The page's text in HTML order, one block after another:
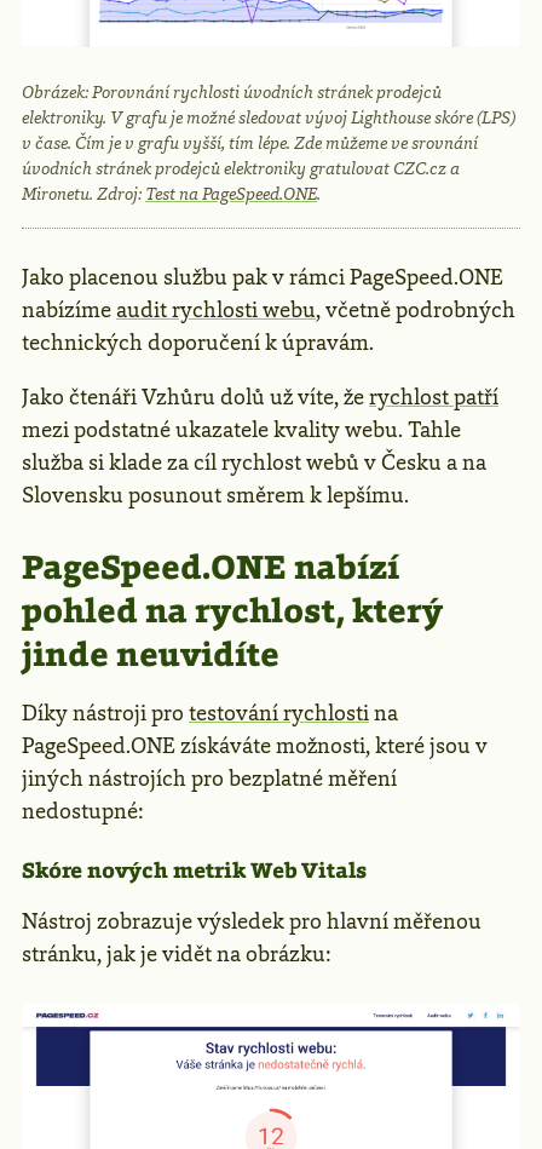
Obrázek: Porovnání rychlosti úvodních stránek prodejců
elektroniky. V grafu je možné sledovat vývoj Lighthouse skóre (LPS)
v čase. Čím je v grafu vyšší, tím lépe. Zde můžeme ve srovnání
úvodních stránek prodejců elektroniky gratulovat CZC.cz a
Mironetu. Zdroj: Test na PageSpeed.ONE.
Jako placenou službu pak v rámci PageSpeed.ONE
nabízímeaudit rychlosti webu, včetně podrobných
technických doporučení k úpravám.
Jako čtenáři Vzhůru dolů už víte, žerychlost patří
mezi podstatné ukazatele kvality webu. Tahle
služba si klade za cíl rychlost webů v Česku a na
Slovensku posunout směrem k lepšímu.
PageSpeed.ONE nabízí
pohled na rychlost, který
jinde neuvidíte
Díky nástroji pro testování rychlostina
PageSpeed.ONE získáváte možnosti, které jsou v
jiných nástrojích pro bezplatné měření
nedostupné:
Skóre nových metrik Web Vitals
Nástroj zobrazuje výsledek pro hlavní měřenou
stránku, jak je vidět na obrázku: